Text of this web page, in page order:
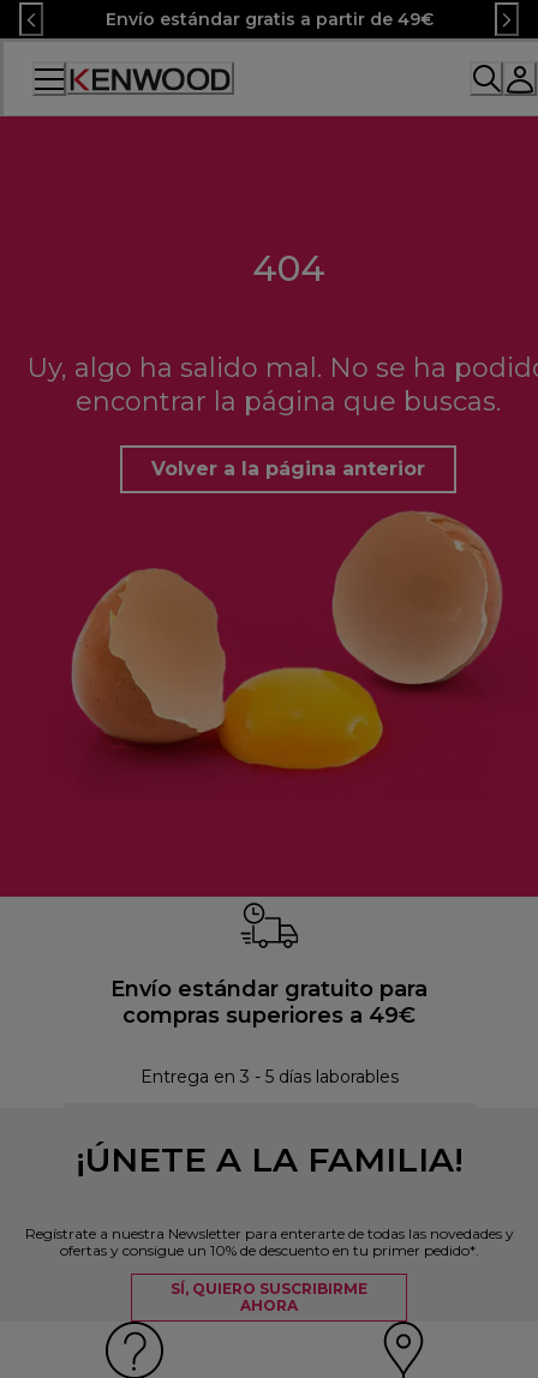
Skip
to
Content
Envío estándar gratis a partir de 49€
Accessibility
Statement
404
Uy, algo ha salido mal. No se ha
encontrar la página que buscas.
Volver a la página anterior
Envío estándar gratuito para
compras superiores a 49€
Entrega en 3 - 5 días laborables
¡ÚNETE A LA FAMILIA!
Regístrate a nuestra Newsletter para enterarte de todas las novedades y
ofertas y consigue un 10% de descuento en tu primer pedido*.
SÍ, QUIERO SUSCRIBIRME
AHORA